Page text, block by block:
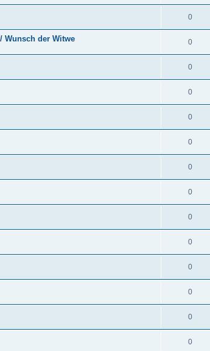
0
Wunsch der Witwe 0
0
0
0
0
0
0
0
0
0
0
0
0